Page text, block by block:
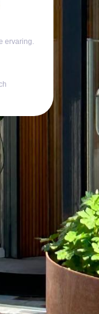
ervaring.